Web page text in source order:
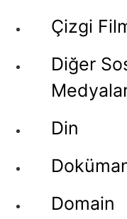
Çizgi
Diğer
Din
Domain